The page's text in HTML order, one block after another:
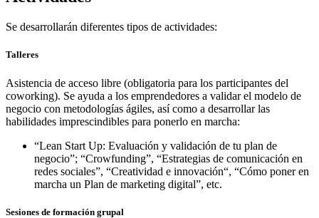
Se desarrollarán diferentes tipos de actividades:
Talleres
Asistencia de acceso libre (obligatoria para los participantes del
coworking). Se ayuda a los emprendedores a validar el modelo de
negocio con metodologías ágiles, así como a desarrollar las
habilidades imprescindibles para ponerlo en marcha:
“Lean Start Up: Evaluación y validación de tu plan de
negocio”; “Crowfunding”, “Estrategias de comunicación en
redes sociales”, “Creatividad e innovación“, “Cómo poner en
marcha un Plan de marketing digital”, etc.
Sesiones de formación grupal